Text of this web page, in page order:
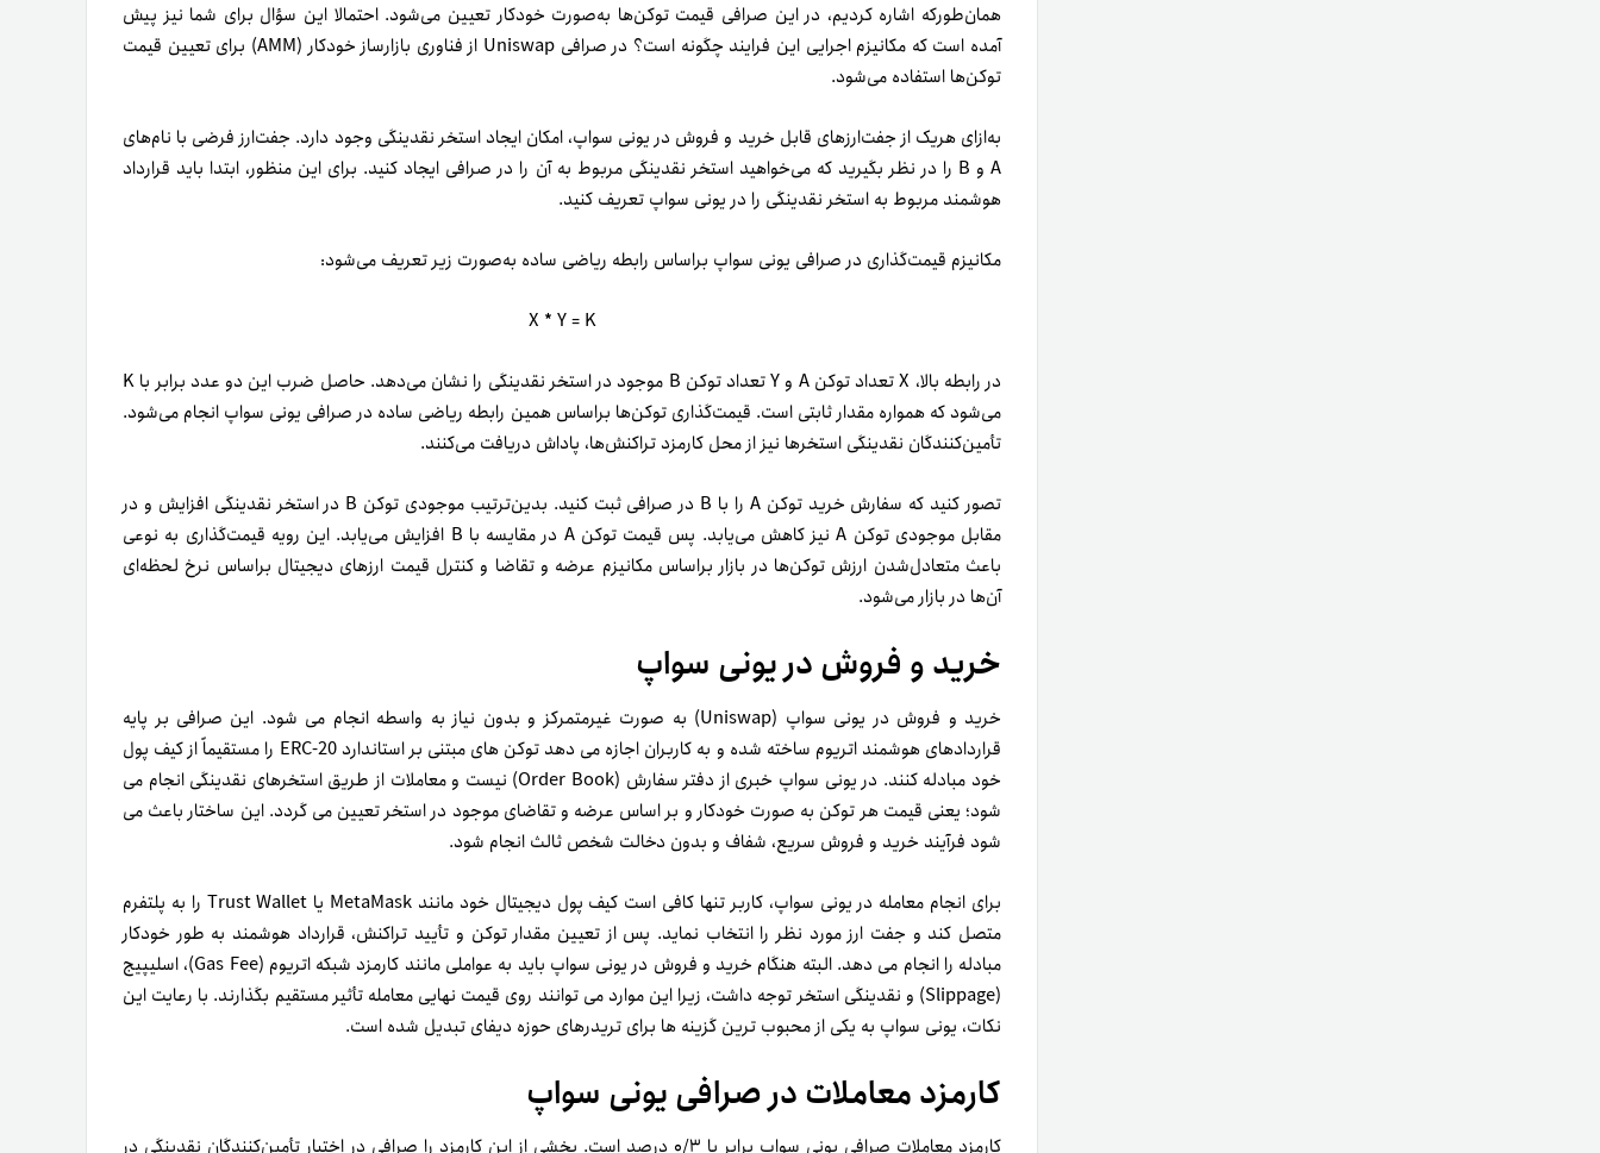
همان‌طورکه اشاره کردیم، در این صرافی قیمت توکن‌ها به‌صورت خودکار تعیین می‌شود. احتمالا این سؤال برای شما نیز پیش
آمده است که مکانیزم اجرایی این فرایند چگونه است؟ در صرافی Uniswap از فناوری بازارساز خودکار (AMM) برای تعیین قیمت
توکن‌ها استفاده می‌شود.
به‌ازای هر‌یک از جفت‌ارزهای قابل خرید و فروش در یونی سواپ، امکان ایجاد استخر نقدینگی وجود دارد. جفت‌ارز فرضی با نام‌های
A و B را در نظر بگیرید که می‌خواهید استخر نقدینگی مربوط به آن را در صرافی ایجاد کنید. برای این منظور، ابتدا باید قرارداد
هوشمند مربوط به استخر نقدینگی را در یونی سواپ تعریف کنید.
مکانیزم قیمت‌گذاری در صرافی یونی سواپ بر‌اساس رابطه ریاضی ساده به‌صورت زیر تعریف می‌شود:
X * Y = K
در رابطه بالا، X تعداد توکن A و Y تعداد توکن B موجود در استخر نقدینگی را نشان می‌دهد. حاصل ضرب این دو عدد برابر با K
می‌شود که همواره مقدار ثابتی است. قیمت‌گذاری توکن‌ها بر‌اساس همین رابطه ریاضی ساده در صرافی یونی سواپ انجام می‌شود.
تأمین‌کنندگان نقدینگی استخرها نیز از محل کارمزد تراکنش‌ها، پاداش دریافت می‌کنند.
تصور کنید که سفارش خرید توکن A را با B در صرافی ثبت کنید. بدین‌ترتیب موجودی توکن B در استخر نقدینگی افزایش و در
مقابل موجودی توکن A نیز کاهش می‌یابد. پس قیمت توکن A در مقایسه با B افزایش می‌یابد. این رویه قیمت‌گذاری به نوعی
باعث متعادل‌شدن ارزش توکن‌ها در بازار براساس مکانیزم عرضه و تقاضا و کنترل قیمت ارزهای دیجیتال بر‌اساس نرخ لحظه‌ای
آن‌ها در بازار می‌شود.
خرید و فروش در یونی سواپ
خرید و فروش در یونی سواپ (Uniswap) به صورت غیرمتمرکز و بدون نیاز به واسطه انجام می شود. این صرافی بر پایه
قراردادهای هوشمند اتریوم ساخته شده و به کاربران اجازه می دهد توکن های مبتنی بر استاندارد ERC-20 را مستقیماً از کیف پول
خود مبادله کنند. در یونی سواپ خبری از دفتر سفارش (Order Book) نیست و معاملات از طریق استخرهای نقدینگی انجام می
شود؛ یعنی قیمت هر توکن به صورت خودکار و بر اساس عرضه و تقاضای موجود در استخر تعیین می گردد. این ساختار باعث می
شود فرآیند خرید و فروش سریع، شفاف و بدون دخالت شخص ثالث انجام شود.
برای انجام معامله در یونی سواپ، کاربر تنها کافی است کیف پول دیجیتال خود مانند MetaMask یا Trust Wallet را به پلتفرم
متصل کند و جفت ارز مورد نظر را انتخاب نماید. پس از تعیین مقدار توکن و تأیید تراکنش، قرارداد هوشمند به طور خودکار
مبادله را انجام می دهد. البته هنگام خرید و فروش در یونی سواپ باید به عواملی مانند کارمزد شبکه اتریوم (Gas Fee)، اسلیپیج
(Slippage) و نقدینگی استخر توجه داشت، زیرا این موارد می توانند روی قیمت نهایی معامله تأثیر مستقیم بگذارند. با رعایت این
نکات، یونی سواپ به یکی از محبوب ترین گزینه ها برای تریدرهای حوزه دیفای تبدیل شده است.
کارمزد معاملات در صرافی یونی سواپ
کارمزد معاملات صرافی یونی سواپ برابر با ۰/۳ درصد است. بخشی از این کارمزد را صرافی در اختیار تأمین‌کنندگان نقدینگی در